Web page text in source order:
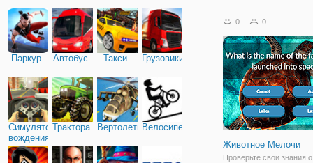
Паркур Автобус Такси Грузовики
Симулятор
вождения
Трактора ВертолетыВелосипед
Но будьте осторожны!
мост, мосты,
изменения
0 0
Животное Мелочи
Проверьте свои знания о